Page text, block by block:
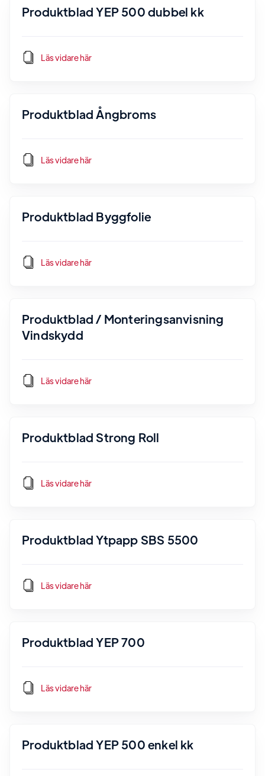
Produktblad YEP 500 dubbel kk
Läs vidare här
Produktblad Ångbroms
Läs vidare här
Produktblad Byggfolie
Läs vidare här
Produktblad / Monteringsanvisning
Vindskydd
Läs vidare här
Produktblad Strong Roll
Läs vidare här
Produktblad Ytpapp SBS 5500
Läs vidare här
Produktblad YEP 700
Läs vidare här
Produktblad YEP 500 enkel kk